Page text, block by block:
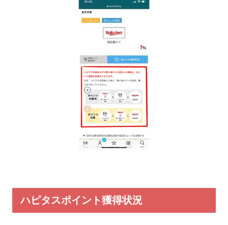
ハピタスポイント獲得状況